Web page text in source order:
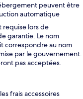
peuvent être
automatique
requise lors de
garantie. Le nom
correspondre au nom
par le gouvernement.
pas acceptées.
frais accessoires